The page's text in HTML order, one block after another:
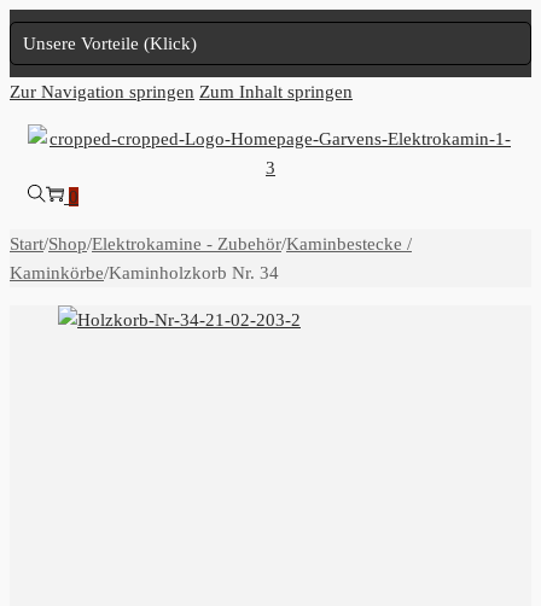
Unsere Vorteile (Klick)
Zur Navigation springen Zum Inhalt springen
0
Start/Shop/Elektrokamine - Zubehör/Kaminbestecke /
Kaminkörbe/Kaminholzkorb Nr. 34